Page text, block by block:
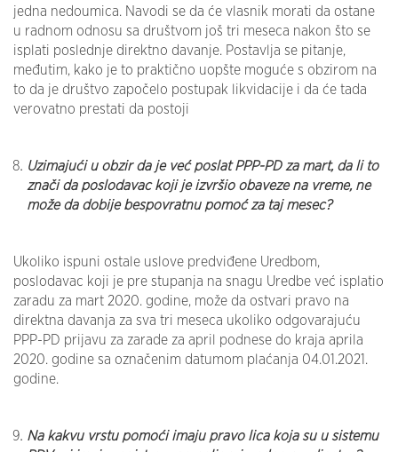
jedna nedoumica. Navodi se da će vlasnik morati da ostane
u radnom odnosu sa društvom još tri meseca nakon što se
isplati poslednje direktno davanje. Postavlja se pitanje,
međutim, kako je to praktično uopšte moguće s obzirom na
to da je društvo započelo postupak likvidacije i da će tada
verovatno prestati da postoji
Uzimajući u obzir da je već poslat PPP-PD za mart, da li to
znači da poslodavac koji je izvršio obaveze na vreme, ne
može da dobije bespovratnu pomoć za taj mesec?
Ukoliko ispuni ostale uslove predviđene Uredbom,
poslodavac koji je pre stupanja na snagu Uredbe već isplatio
zaradu za mart 2020. godine, može da ostvari pravo na
direktna davanja za sva tri meseca ukoliko odgovarajuću
PPP-PD prijavu za zarade za april podnese do kraja aprila
2020. godine sa označenim datumom plaćanja 04.01.2021.
godine.
Na kakvu vrstu pomoći imaju pravo lica koja su u sistemu